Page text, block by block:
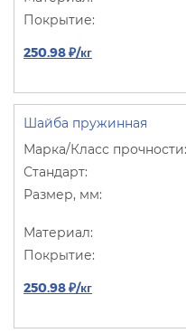
250.98 ₽/кг
Шайба пружинная
250.98 ₽/кг